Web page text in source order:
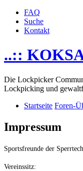
FAQ
Suche
Kontakt
..::
Die Lockpicker
Lockpicking und
Startseite Foren-
Impressum
Sportsfreunde der
Vereinssitz: